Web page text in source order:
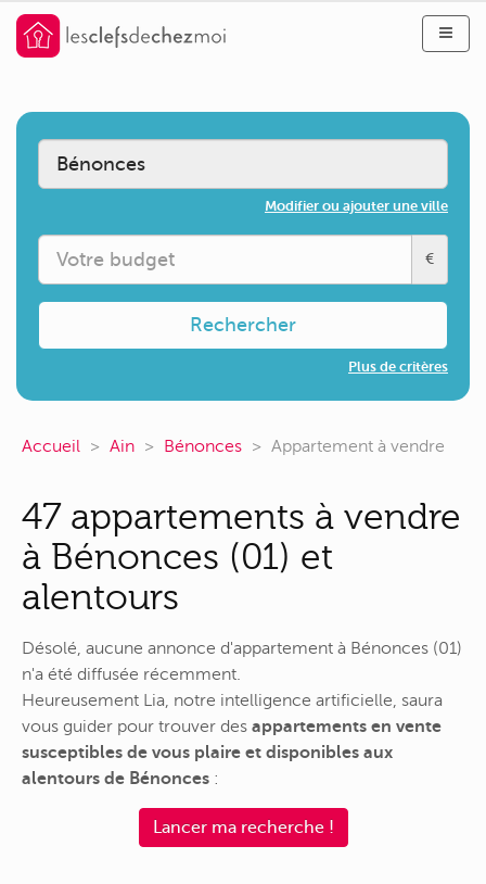
Modifier ou ajouter une ville
€
Rechercher
Plus de critères
Accueil Ain Bénonces Appartement à vendre
47 appartements à vendre
à Bénonces (01) et
alentours
Désolé, aucune annonce d'appartement à Bénonces (01)
n'a été diffusée récemment.
Heureusement Lia, notre intelligence artificielle, saura
vous guider pour trouver des appartements en vente
susceptibles de vous plaire et disponibles aux
alentours de Bénonces :
Lancer ma recherche !